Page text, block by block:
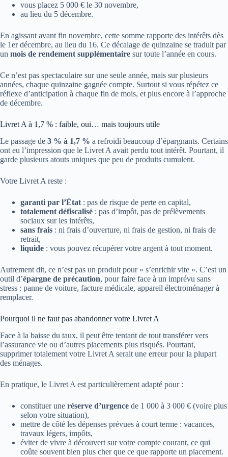
vous placez 5 000 € le 30 novembre,
au lieu du 5 décembre.
En agissant avant fin novembre, cette somme rapporte des intérêts dès
le 1er décembre, au lieu du 16. Ce décalage de quinzaine se traduit par
un mois de rendement supplémentaire sur toute l’année en cours.
Ce n’est pas spectaculaire sur une seule année, mais sur plusieurs
années, chaque quinzaine gagnée compte. Surtout si vous répétez ce
réflexe d’anticipation à chaque fin de mois, et plus encore à l’approche
de décembre.
Livret A à 1,7 % : faible, oui… mais toujours utile
Le passage de 3 % à 1,7 % a refroidi beaucoup d’épargnants. Certains
ont eu l’impression que le Livret A avait perdu tout intérêt. Pourtant, il
garde plusieurs atouts uniques que peu de produits cumulent.
Votre Livret A reste :
garanti par l’État : pas de risque de perte en capital,
totalement défiscalisé : pas d’impôt, pas de prélèvements
sociaux sur les intérêts,
sans frais : ni frais d’ouverture, ni frais de gestion, ni frais de
retrait,
liquide : vous pouvez récupérer votre argent à tout moment.
Autrement dit, ce n’est pas un produit pour « s’enrichir vite ». C’est un
outil d’épargne de précaution, pour faire face à un imprévu sans
stress : panne de voiture, facture médicale, appareil électroménager à
remplacer.
Pourquoi il ne faut pas abandonner votre Livret A
Face à la baisse du taux, il peut être tentant de tout transférer vers
l’assurance vie ou d’autres placements plus risqués. Pourtant,
supprimer totalement votre Livret A serait une erreur pour la plupart
des ménages.
En pratique, le Livret A est particulièrement adapté pour :
constituer une réserve d’urgence de 1 000 à 3 000 € (voire plus
selon votre situation),
mettre de côté les dépenses prévues à court terme : vacances,
travaux légers, impôts,
éviter de vivre à découvert sur votre compte courant, ce qui
coûte souvent bien plus cher que ce que rapporte un placement.